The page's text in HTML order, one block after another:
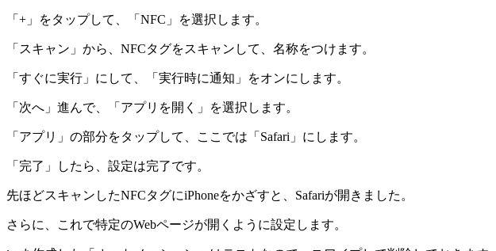
「+」をタップして、「NFC」を選択します。
「スキャン」から、NFCタグをスキャンして、名称をつけます。
「すぐに実行」にして、「実行時に通知」をオンにします。
「次へ」進んで、「アプリを開く」を選択します。
「アプリ」の部分をタップして、ここでは「Safari」にします。
「完了」したら、設定は完了です。
先ほどスキャンしたNFCタグにiPhoneをかざすと、Safariが開きました。
さらに、これで特定のWebページが開くように設定します。